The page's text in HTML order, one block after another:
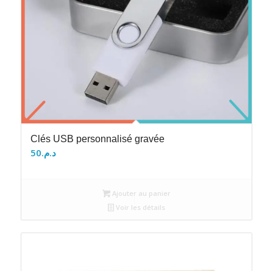
Clés USB personnalisé gravée
د.م.50
Ajouter au panier
Voir les détails